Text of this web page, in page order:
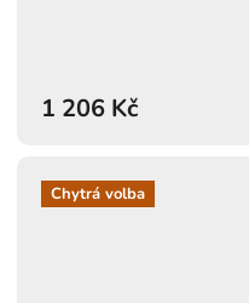
1 206 Kč
Chytrá volba